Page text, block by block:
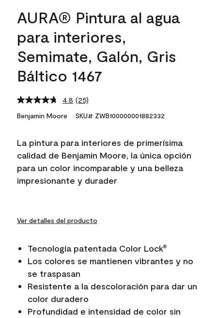
AURA® Pintura al agua
para interiores,
Semimate, Galón, Gris
Báltico 1467
4.8 Read
25
Reviews.
link.
(25)
Benjamin Moore SKU# ZWB100000001882332
La pintura para interiores de primerísima
calidad de Benjamin Moore, la única opción
para un color incomparable y una belleza
impresionante y durader
Ver detalles del producto
Tecnología patentada Color Lock®
Los colores se mantienen vibrantes y no
se traspasan
Resistente a la descoloración para dar un
color duradero
Profundidad e intensidad de color sin